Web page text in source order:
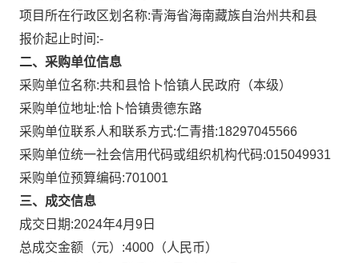
项目所在行政区划名称:青海省海南藏族自治州共和县
报价起止时间:-
二、采购单位信息
采购单位名称:共和县恰卜恰镇人民政府（本级）
采购单位地址:恰卜恰镇贵德东路
采购单位联系人和联系方式:仁青措:18297045566
采购单位统一社会信用代码或组织机构代码:015049931
采购单位预算编码:701001
三、成交信息
成交日期:2024年4月9日
总成交金额（元）:4000 （人民币）